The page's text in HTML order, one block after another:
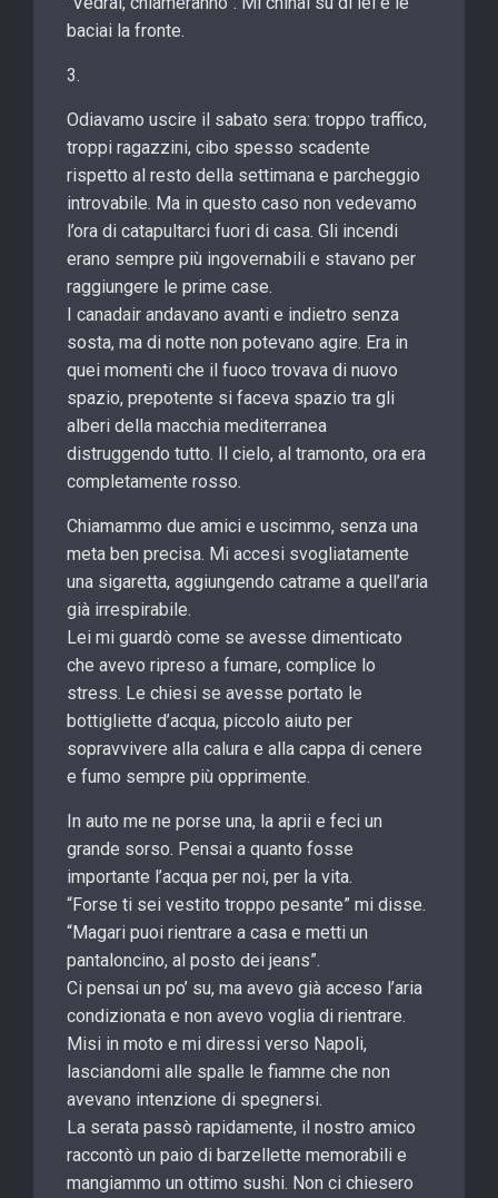
baciai la fronte.
3.
Odiavamo uscire il sabato sera: troppo traffico,
troppi ragazzini, cibo spesso scadente
rispetto al resto della settimana e parcheggio
introvabile. Ma in questo caso non vedevamo
l’ora di catapultarci fuori di casa. Gli incendi
erano sempre più ingovernabili e stavano per
raggiungere le prime case.
I canadair andavano avanti e indietro senza
sosta, ma di notte non potevano agire. Era in
quei momenti che il fuoco trovava di nuovo
spazio, prepotente si faceva spazio tra gli
alberi della macchia mediterranea
distruggendo tutto. Il cielo, al tramonto, ora era
completamente rosso.
Chiamammo due amici e uscimmo, senza una
meta ben precisa. Mi accesi svogliatamente
una sigaretta, aggiungendo catrame a quell’aria
già irrespirabile.
Lei mi guardò come se avesse dimenticato
che avevo ripreso a fumare, complice lo
stress. Le chiesi se avesse portato le
bottigliette d’acqua, piccolo aiuto per
sopravvivere alla calura e alla cappa di cenere
e fumo sempre più opprimente.
In auto me ne porse una, la aprii e feci un
grande sorso. Pensai a quanto fosse
importante l’acqua per noi, per la vita.
“Forse ti sei vestito troppo pesante” mi disse.
“Magari puoi rientrare a casa e metti un
pantaloncino, al posto dei jeans”.
Ci pensai un po’ su, ma avevo già acceso l’aria
condizionata e non avevo voglia di rientrare.
Misi in moto e mi diressi verso Napoli,
lasciandomi alle spalle le fiamme che non
avevano intenzione di spegnersi.
La serata passò rapidamente, il nostro amico
raccontò un paio di barzellette memorabili e
mangiammo un ottimo sushi. Non ci chiesero